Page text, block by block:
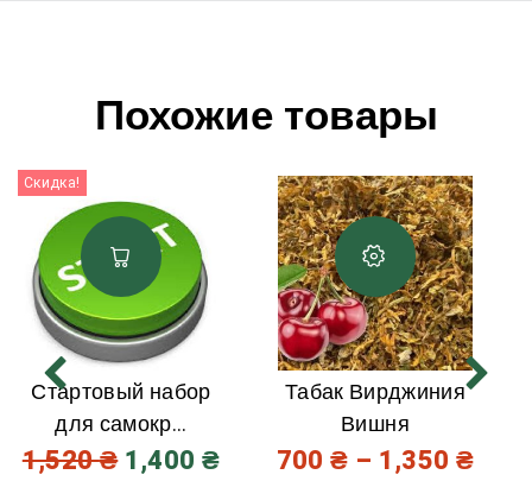
Похожие товары
Скидка!
Стартовый набор
для самокр...
1,520₴ 1,400 ₴
Табак Вирджиния
Вишня
700₴ – 1,350 ₴